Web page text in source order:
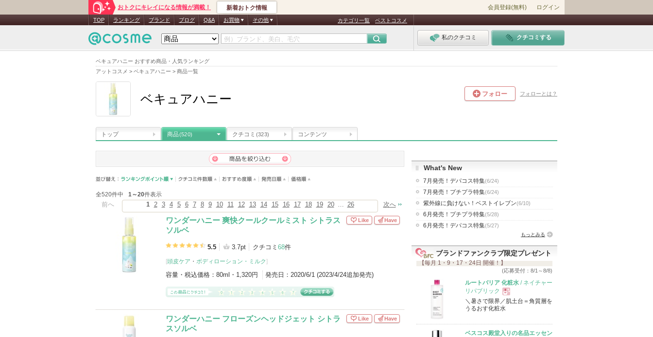
ベキュアハニー おすすめ商品・人気ランキング
アットコスメ > ベキュアハニー > 商品一覧
おトクにキレイになる情報が満載！ 新着おトク情報 会員登録(無料) ログイン
TOP ランキング ブランド ブログ Q&A お買物 その他 カテゴリ一覧 ベストコスメ
私のクチコミ クチコミする
ベキュアハニー フォロー フォローとは？
トップ 商品(520) クチコミ (323) コンテンツ
全520件中 1～20件表示
前へ 1 2 3 4 5 6 7 8 9 10 11 12 13 14 15 16 17 18 19 20 … 26 次へ
ワンダーハニー 爽快クールクールミスト シトラス
ソルベ
5.5 3.7pt クチコミ 68件
[頭皮ケア ・ ボディローション・ミルク]
容量・税込価格： 80ml・1,320円 発売日： 2020/6/1 (2023/4/24追加発売)
Like Have
ワンダーハニー フローズンヘッドジェット シトラ
スソルベ
Like Have
What's New
7月発売！デパコス特集(6/24)
7月発売！プチプラ特集(6/24)
紫外線に負けない！ベストイレブン(6/10)
6月発売！プチプラ特集(5/28)
6月発売！デパコス特集(5/27)
もっとみる
ブランドファンクラブ限定プレゼント
【毎月 1・9・17・24日 開催！】
(応募受付：8/1～8/8)
ルートバリア 化粧水 / ネイチャー
リパブリック
現
品
＼暑さで限界／肌土台＝角質層を
うるおす化粧水
ベスコス殿堂入りの名品エッセン